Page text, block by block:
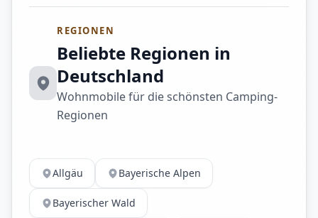
REGIONEN
Beliebte Regionen in
Deutschland
Wohnmobile für die schönsten Camping-
Regionen
Allgäu Bayerische Alpen
Bayerischer Wald